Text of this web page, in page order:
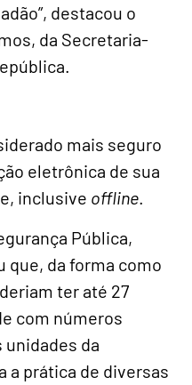
destacou o
da Secretaria-
mais seguro
eletrônica de sua
inclusive offline.
Pública,
que, da forma como
ter até 27
com números
da
a prática de diversas